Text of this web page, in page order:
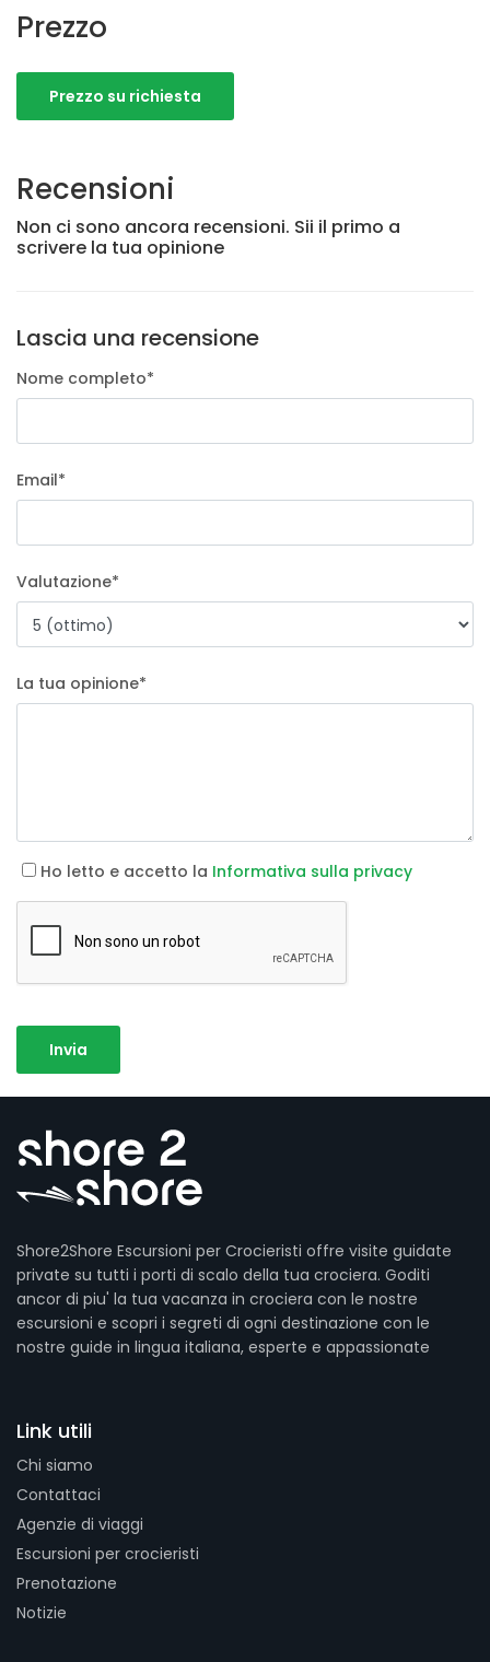
Prezzo
Prezzo su richiesta
Recensioni
Non ci sono ancora recensioni. Sii il primo a
scrivere la tua opinione
Lascia una recensione
Nome completo*
Email*
Valutazione*
La tua opinione*
Ho letto e accetto la Informativa sulla privacy
Shore2Shore Escursioni per Crocieristi offre visite guidate
private su tutti i porti di scalo della tua crociera. Goditi
ancor di piu' la tua vacanza in crociera con le nostre
escursioni e scopri i segreti di ogni destinazione con le
nostre guide in lingua italiana, esperte e appassionate
Link utili
Chi siamo
Contattaci
Agenzie di viaggi
Escursioni per crocieristi
Prenotazione
Notizie